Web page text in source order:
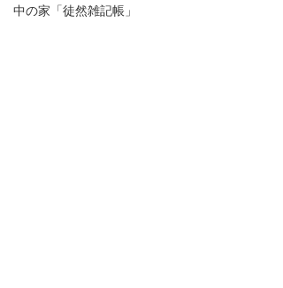
中の家「徒然雑記帳」